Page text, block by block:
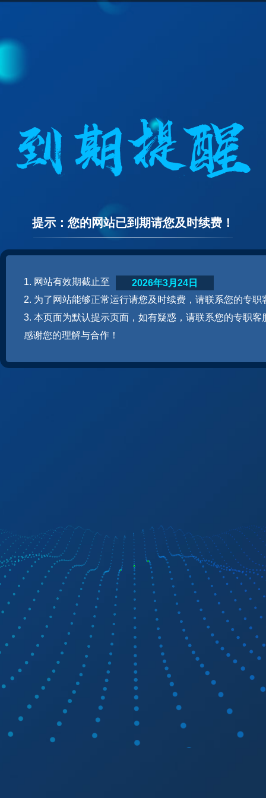
提示：您的网站已到期请您及时续费！
1. 网站有效期截止至
2. 为了网站能够正常运行请您及时续费，请联系您的专职
3. 本页面为默认提示页面，如有疑惑，请联系您的专职客
感谢您的理解与合作！
2026年3月24日